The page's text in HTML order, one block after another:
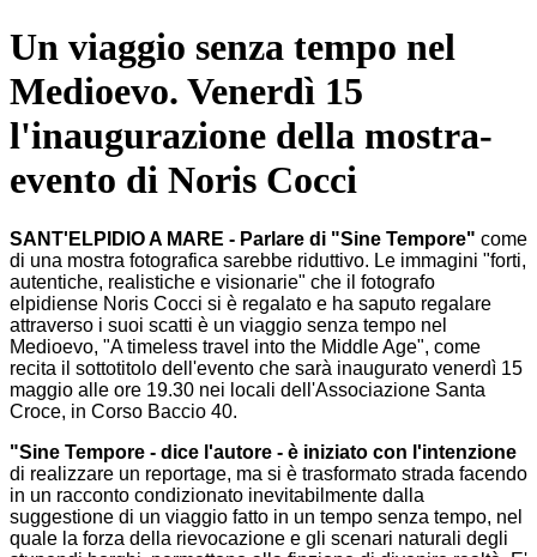
Un viaggio senza tempo nel
Medioevo. Venerdì 15
l'inaugurazione della mostra-
evento di Noris Cocci
SANT'ELPIDIO A MARE - Parlare di "Sine Tempore" come
di una mostra fotografica sarebbe riduttivo. Le immagini "forti,
autentiche, realistiche e visionarie" che il fotografo
elpidiense Noris Cocci si è regalato e ha saputo regalare
attraverso i suoi scatti è un viaggio senza tempo nel
Medioevo, "A timeless travel into the Middle Age", come
recita il sottotitolo dell'evento che sarà inaugurato venerdì 15
maggio alle ore 19.30 nei locali dell'Associazione Santa
Croce, in Corso Baccio 40.
"Sine Tempore - dice l'autore - è iniziato con l'intenzione
di realizzare un reportage, ma si è trasformato strada facendo
in un racconto condizionato inevitabilmente dalla
suggestione di un viaggio fatto in un tempo senza tempo, nel
quale la forza della rievocazione e gli scenari naturali degli